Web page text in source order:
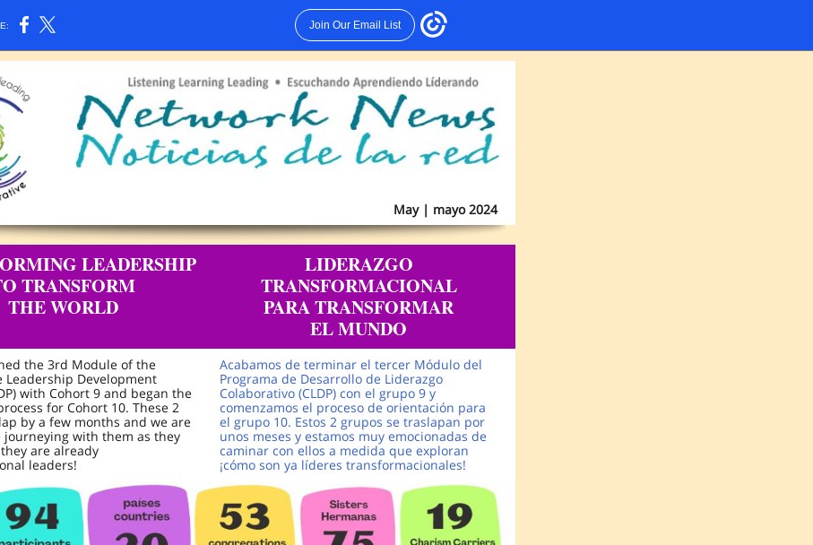
Join Our Email List
May | mayo 2024
LEADERSHIP
TRANSFORM
THE WORLD
LIDERAZGO
TRANSFORMACIONAL
PARA TRANSFORMAR
EL MUNDO
the 3rd Module of the
Leadership Development
with Cohort 9 and began the
for Cohort 10. These 2
by a few months and we are
journeying with them as they
are already
leaders!
Acabamos de terminar el tercer Módulo del
Programa de Desarrollo de Liderazgo
Colaborativo (CLDP) con el grupo 9 y
comenzamos el proceso de orientación para
el grupo 10. Estos 2 grupos se traslapan por
unos meses y estamos muy emocionadas de
caminar con ellos a medida que exploran
¡cómo son ya líderes transformacionales!